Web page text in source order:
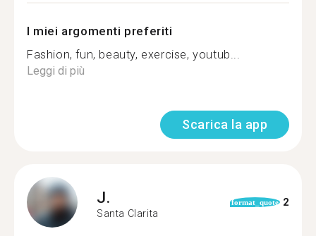
I miei argomenti preferiti
Fashion, fun, beauty, exercise, youtub...
Leggi di più
Scarica la app
J.
Santa Clarita
format_quote 2